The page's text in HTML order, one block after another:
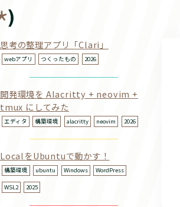
思考の整理アプリ「Clari」
webアプリ つくったもの 2026
開発環境を Alacritty + neovim +
tmux にしてみた
エディタ 構築環境 alacritty neovim 2026
LocalをUbuntuで動かす！
構築環境 ubuntu Windows WordPress
WSL2 2025